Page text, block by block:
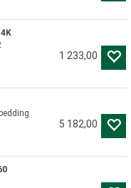
1 233,00
5 182,00